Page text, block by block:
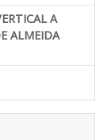
A
ALMEIDA